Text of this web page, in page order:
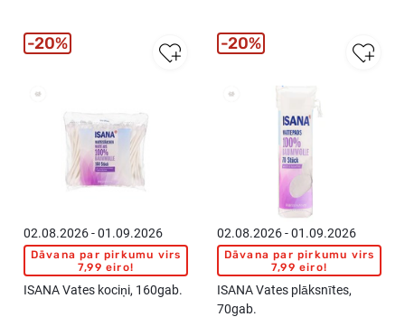
02.08.2026 - 01.09.2026
Dāvana par pirkumu virs
7,99 eiro!
ISANA Vates kociņi, 160gab.
20%
02.08.2026 - 01.09.2026
Dāvana par pirkumu virs
7,99 eiro!
ISANA Vates plāksnītes,
70gab.
20%